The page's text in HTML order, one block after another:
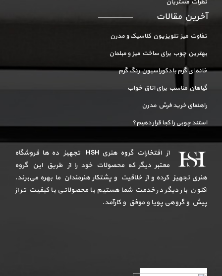
نظرات مشتریان
آخرین مقالات
تفاوت میز تلویزیون کلاسیک و مدرن
بهترین چوب برای ساخت میز و مبلمان
خانه ای گرم با دکوراسیون رنگ گرم
گیاهان مناسب برای اتاق خواب
راهنمای خرید فرش مدرن
استند چوبی را کجا قرار دهیم؟
از افتخارات گروه هنری HSH تجهیز ده ها فروشگاه
معتبر دیگر که محصولات خود را از طریق این گروه
هنری تجهیز کرده و از خلاقیت و پشتکار هنرمندان ما بهره می‌برند.
اکنون بار دیگر در خدمت شما هستیم با محصولاتی با کیفیت تر از
پیش و گروهی پویا و موفق و کارآمد.